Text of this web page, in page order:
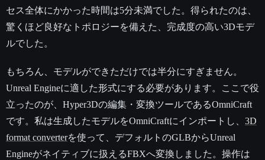
セス全体にかかった時間は5分未満でした。得られたのは、
驚くほど良好なトポロジーを備えた、完成度の高い3Dモデ
ルでした。
もちろん、モデルができただけでは半分にすぎません。
Unreal Engineに適した形式にする必要があります。ここで役
立ったのが、Hyper3Dの編集・変換ツールであるOmniCraft
です。私は生成したモデルをOmniCraftにインポートし、 3D
format converterを使って、デフォルトのGLBからUnreal
Engineがネイティブに扱えるFBXへ変換しました。操作は